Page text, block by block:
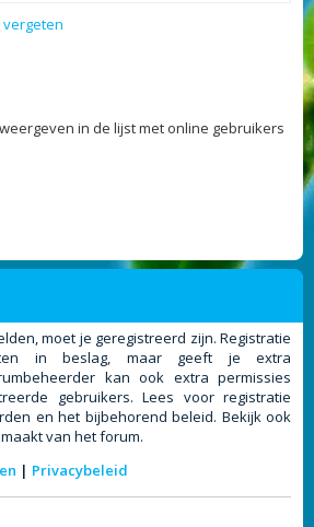
in de lijst met online gebruikers
moet je geregistreerd zijn. Registratie
in beslag, maar geeft je extra
kan ook extra permissies
gebruikers. Lees voor registratie
en het bijbehorend beleid. Bekijk ook
van het forum.
| Privacybeleid